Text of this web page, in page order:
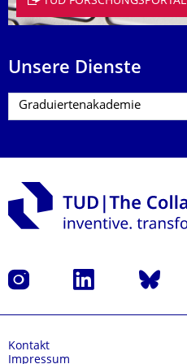
Unsere Dienste
Instagram LinkedIn Bluesky
Kontakt
Impressum